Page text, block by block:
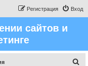
Вход
Регистрация
сайтов и